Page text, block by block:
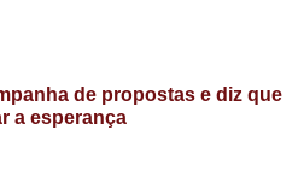
de propostas e diz que
a esperança